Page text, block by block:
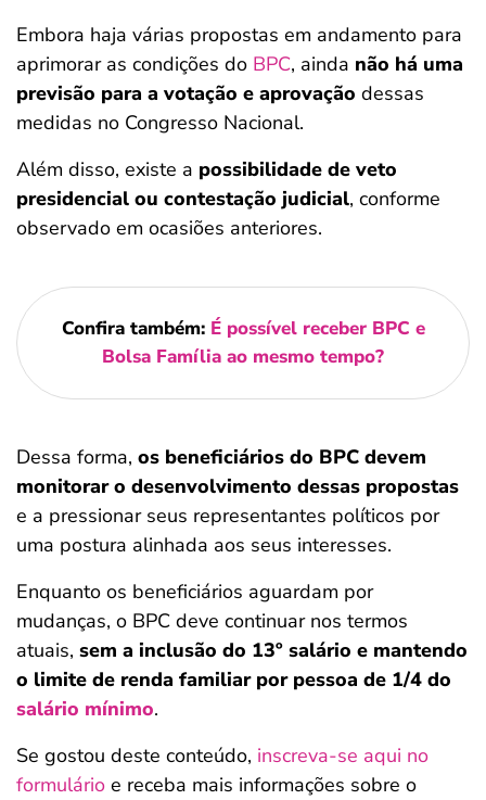
Embora haja várias propostas em andamento para
aprimorar as condições do BPC, ainda não há uma
previsão para a votação e aprovação dessas
medidas no Congresso Nacional.
Além disso, existe a possibilidade de veto
presidencial ou contestação judicial, conforme
observado em ocasiões anteriores.
Confira também: É possível receber BPC e
Bolsa Família ao mesmo tempo?
Dessa forma, os beneficiários do BPC devem
monitorar o desenvolvimento dessas propostas
e a pressionar seus representantes políticos por
uma postura alinhada aos seus interesses.
Enquanto os beneficiários aguardam por
mudanças, o BPC deve continuar nos termos
atuais, sem a inclusão do 13º salário e mantendo
o limite de renda familiar por pessoa de 1/4 do
salário mínimo.
Se gostou deste conteúdo, inscreva-se aqui no
formulário e receba mais informações sobre o